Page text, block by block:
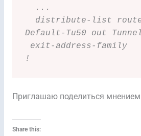
  ...
Default-Tu50 out
exit-address-family
!
Приглашаю поделиться
Share this: